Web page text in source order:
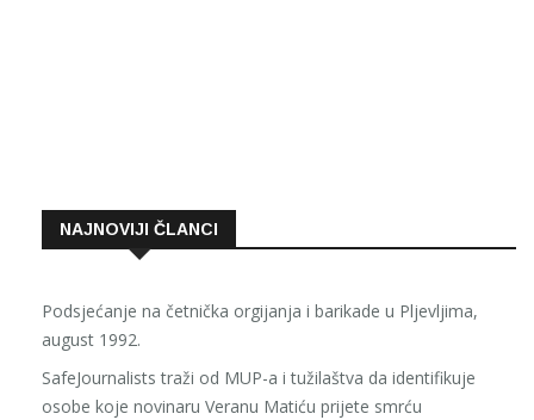
NAJNOVIJI ČLANCI
Podsjećanje na četnička orgijanja i barikade u Pljevljima,
august 1992.
SafeJournalists traži od MUP-a i tužilaštva da identifikuje
osobe koje novinaru Veranu Matiću prijete smrću